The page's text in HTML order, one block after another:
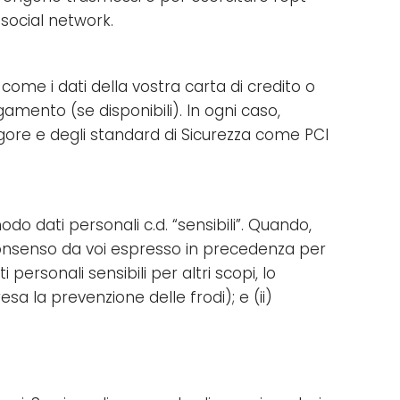
network.
i dati della vostra carta di credito o
(se disponibili). In ogni caso,
e degli standard di Sicurezza come PCI
dati personali c.d. “sensibili”. Quando,
da voi espresso in precedenza per
sensibili per altri scopi, lo
la prevenzione delle frodi); e (ii)